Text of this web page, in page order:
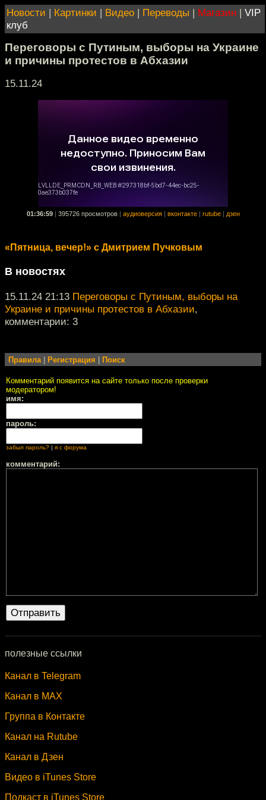
Новости | Картинки | Видео | Переводы | Магазин | VIP
клуб
Переговоры с Путиным, выборы на Украине
и причины протестов в Абхазии
15.11.24
01:36:59 395726 просмотров аудиоверсия вконтакте rutube дзен
«Пятница, вечер!» с Дмитрием Пучковым
В новостях
15.11.24 21:13 Переговоры с Путиным, выборы на
Украине и причины протестов в Абхазии,
комментарии: 3
Правила| Регистрация Поиск
Комментарий появится на сайте только после проверки
модератором!
имя:
пароль:
забыл пароль? я с форума
комментарий:
полезные ссылки
Канал в Telegram
Канал в MAX
Группа в Контакте
Канал на Rutube
Канал в Дзен
Видео в iTunes Store
Подкаст в iTunes Store